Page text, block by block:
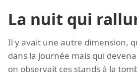
La nuit qui
Il y avait une autre dimension,
dans la journée mais qui
on observait ces stands à la